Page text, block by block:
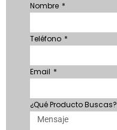
Nombre
Teléfono
Email
¿Qué Producto Buscas?